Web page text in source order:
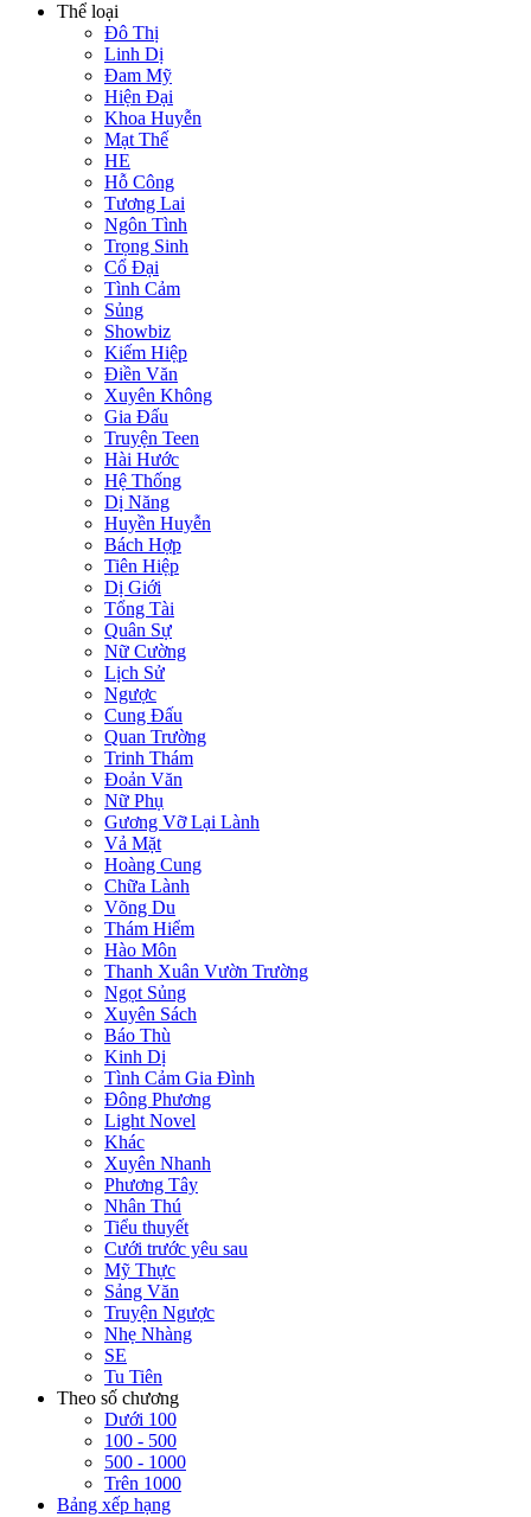
Thể loại
Đô Thị
Linh Dị
Đam Mỹ
Hiện Đại
Khoa Huyễn
Mạt Thế
HE
Hỗ Công
Tương Lai
Ngôn Tình
Trọng Sinh
Cổ Đại
Tình Cảm
Sủng
Showbiz
Kiếm Hiệp
Điền Văn
Xuyên Không
Gia Đấu
Truyện Teen
Hài Hước
Hệ Thống
Dị Năng
Huyền Huyễn
Bách Hợp
Tiên Hiệp
Dị Giới
Tổng Tài
Quân Sự
Nữ Cường
Lịch Sử
Ngược
Cung Đấu
Quan Trường
Trinh Thám
Đoản Văn
Nữ Phụ
Gương Vỡ Lại Lành
Vả Mặt
Hoàng Cung
Chữa Lành
Võng Du
Thám Hiểm
Hào Môn
Thanh Xuân Vườn Trường
Ngọt Sủng
Xuyên Sách
Báo Thù
Kinh Dị
Tình Cảm Gia Đình
Đông Phương
Light Novel
Khác
Xuyên Nhanh
Phương Tây
Nhân Thú
Tiểu thuyết
Cưới trước yêu sau
Mỹ Thực
Sảng Văn
Truyện Ngược
Nhẹ Nhàng
SE
Tu Tiên
Theo số chương
Dưới 100
100 - 500
500 - 1000
Trên 1000
Bảng xếp hạng